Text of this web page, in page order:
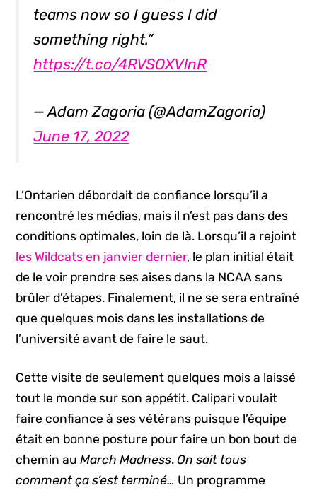
teams now so I guess I did
something right.”
https://t.co/4RVSOXVlnR
— Adam Zagoria (@AdamZagoria)
June 17, 2022
L’Ontarien débordait de confiance lorsqu’il a
rencontré les médias, mais il n’est pas dans des
conditions optimales, loin de là. Lorsqu’il a rejoint
les Wildcats en janvier dernier, le plan initial était
de le voir prendre ses aises dans la NCAA sans
brûler d’étapes. Finalement, il ne se sera entraîné
que quelques mois dans les installations de
l’université avant de faire le saut.
Cette visite de seulement quelques mois a laissé
tout le monde sur son appétit. Calipari voulait
faire confiance à ses vétérans puisque l’équipe
était en bonne posture pour faire un bon bout de
chemin auMarch Madness.On sait tous
comment ça s’est terminé… Un programme